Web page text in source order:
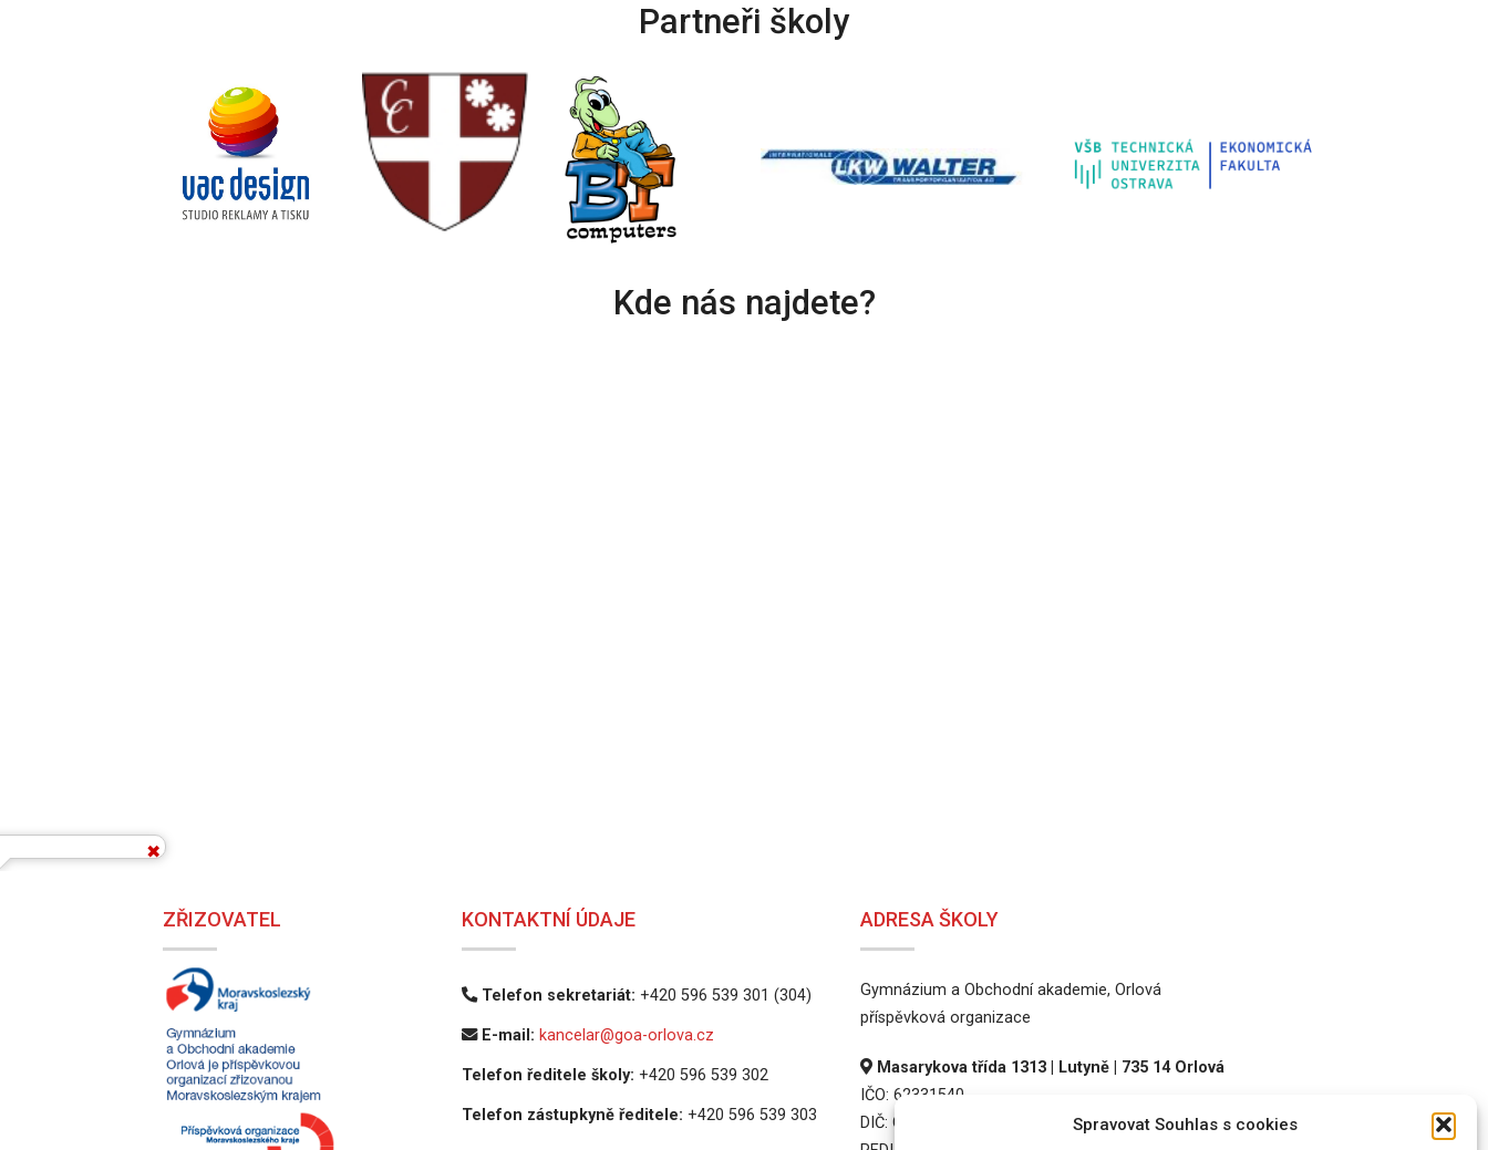
Spravovat Souhlas s cookies
Partneři školy
Kde nás najdete?
ZŘIZOVATEL KONTAKTNÍ ÚDAJE
Telefon sekretariát: +420 596 539 301 (304)
E-mail: kancelar@goa-orlova.cz
Telefon ředitele školy: +420 596 539 302
Telefon zástupkyně ředitele: +420 596 539 303
ADRESA ŠKOLY
Gymnázium a Obchodní akademie, Orlová
příspěvková organizace
Masarykova třída 1313 | Lutyně | 735 14 Orlová
IČO: 62331540
DIČ: CZ62331540